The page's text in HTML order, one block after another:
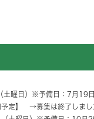
土曜日）※予備日：7月19
定】 →募集は終了しまし